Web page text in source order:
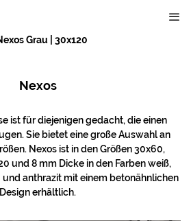
Grau | 30x120
Nexos
ist für diejenigen gedacht, die einen
Sie bietet eine große Auswahl an
Nexos ist in den Größen 30x60,
und 8 mm Dicke in den Farben weiß,
anthrazit mit einem betonähnlichen
Design erhältlich.